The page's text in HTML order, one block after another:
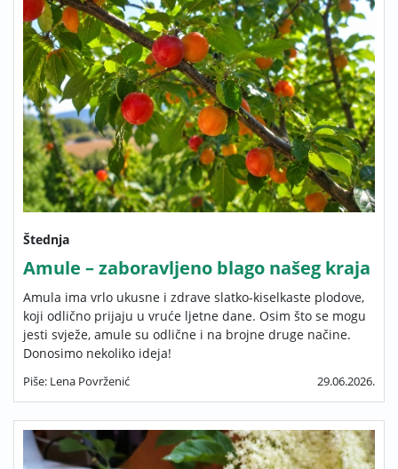
Štednja
Amule – zaboravljeno blago našeg kraja
Amula ima vrlo ukusne i zdrave slatko-kiselkaste plodove,
koji odlično prijaju u vruće ljetne dane. Osim što se mogu
jesti svježe, amule su odlične i na brojne druge načine.
Donosimo nekoliko ideja!
Piše: Lena Povrženić 29.06.2026.